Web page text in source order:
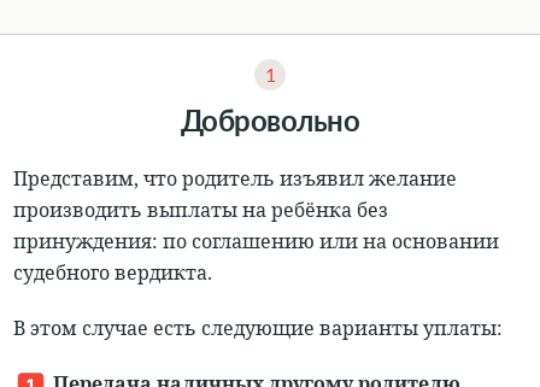
1
Добровольно
Представим, что родитель изъявил желание
производить выплаты на ребёнка без
принуждения: по соглашению или на основании
судебного вердикта.
В этом случае есть следующие варианты уплаты: